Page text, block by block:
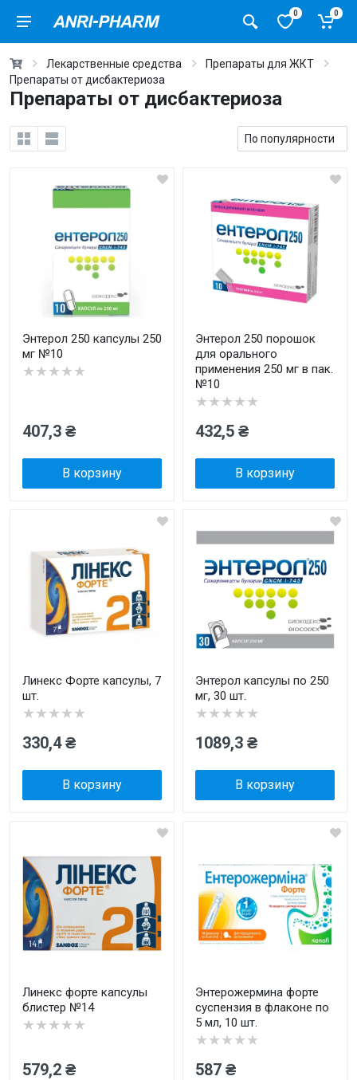
0 0
Лекарственные средства
Препараты для ЖКТ
Препараты от дисбактериоза
Препараты от дисбактериоза
Энтерол 250 капсулы 250
мг №10
★★★★★
407,3 ₴
В корзину
Энтерол 250 порошок
для орального
применения 250 мг в пак.
№10
★★★★★
432,5 ₴
В корзину
Линекс Форте капсулы, 7
шт.
★★★★★
330,4 ₴
В корзину
Энтерол капсулы по 250
мг, 30 шт.
★★★★★
1089,3 ₴
В корзину
Линекс форте капсулы
блистер №14
★★★★★
579,2 ₴
Энтерожермина форте
суспензия в флаконе по
5 мл, 10 шт.
★★★★★
587 ₴